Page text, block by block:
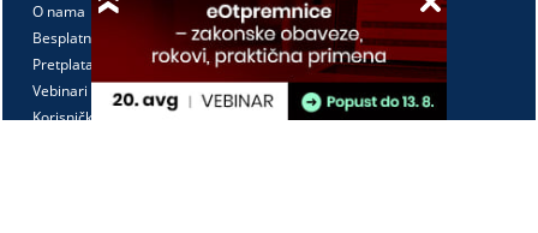
O nama
Besplatno
Pretplata
Vebinari
Korisnički kutak